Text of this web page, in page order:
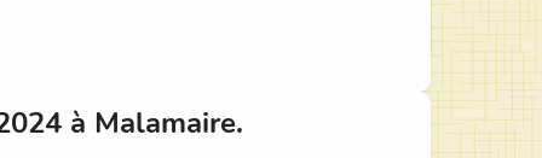
à Malamaire.